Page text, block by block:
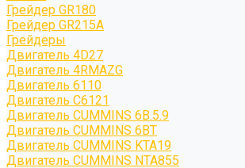
Грейдер GR180
Грейдер GR215A
Грейдеры
Двигатель 4D27
Двигатель 4RMAZG
Двигатель 6110
Двигатель C6121
Двигатель CUMMINS 6B.5.9
Двигатель CUMMINS 6BT
Двигатель CUMMINS KTA19
Двигатель CUMMINS NTA855